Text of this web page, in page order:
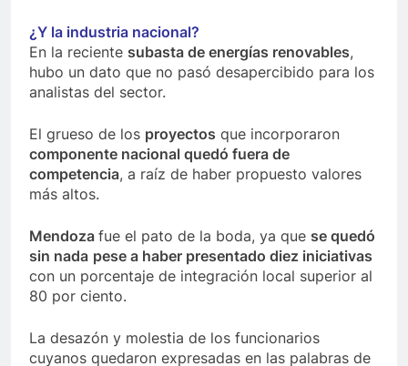
¿Y la industria nacional?
En la reciente subasta de energías renovables,
hubo un dato que no pasó desapercibido para los
analistas del sector.
El grueso de los proyectos que incorporaron
componente nacional quedó fuera de
competencia, a raíz de haber propuesto valores
más altos.
Mendoza fue el pato de la boda, ya que se quedó
sin nada pese a haber presentado diez iniciativas
con un porcentaje de integración local superior al
80 por ciento.
La desazón y molestia de los funcionarios
cuyanos quedaron expresadas en las palabras de